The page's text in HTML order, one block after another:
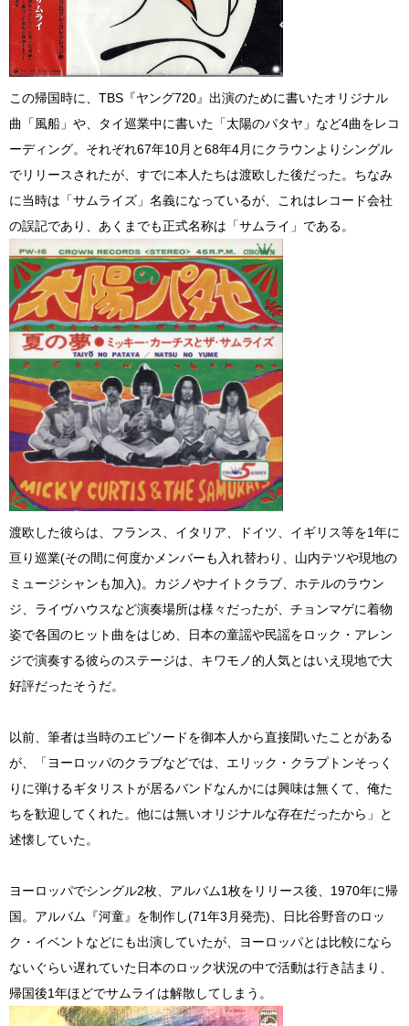
この帰国時に、TBS『ヤング720』出演のために書いたオリジナル
曲「風船」や、タイ巡業中に書いた「太陽のパタヤ」など4曲をレコ
ーディング。それぞれ67年10月と68年4月にクラウンよりシングル
でリリースされたが、すでに本人たちは渡欧した後だった。ちなみ
に当時は「サムライズ」名義になっているが、これはレコード会社
の誤記であり、あくまでも正式名称は「サムライ」である。
渡欧した彼らは、フランス、イタリア、ドイツ、イギリス等を1年に
亘り巡業(その間に何度かメンバーも入れ替わり、山内テツや現地の
ミュージシャンも加入)。カジノやナイトクラブ、ホテルのラウン
ジ、ライヴハウスなど演奏場所は様々だったが、チョンマゲに着物
姿で各国のヒット曲をはじめ、日本の童謡や民謡をロック・アレン
ジで演奏する彼らのステージは、キワモノ的人気とはいえ現地で大
好評だったそうだ。
以前、筆者は当時のエピソードを御本人から直接聞いたことがある
が、「ヨーロッパのクラブなどでは、エリック・クラプトンそっく
りに弾けるギタリストが居るバンドなんかには興味は無くて、俺た
ちを歓迎してくれた。他には無いオリジナルな存在だったから」と
述懐していた。
ヨーロッパでシングル2枚、アルバム1枚をリリース後、1970年に帰
国。アルバム『河童』を制作し(71年3月発売)、日比谷野音のロッ
ク・イベントなどにも出演していたが、ヨーロッパとは比較になら
ないぐらい遅れていた日本のロック状況の中で活動は行き詰まり、
帰国後1年ほどでサムライは解散してしまう。